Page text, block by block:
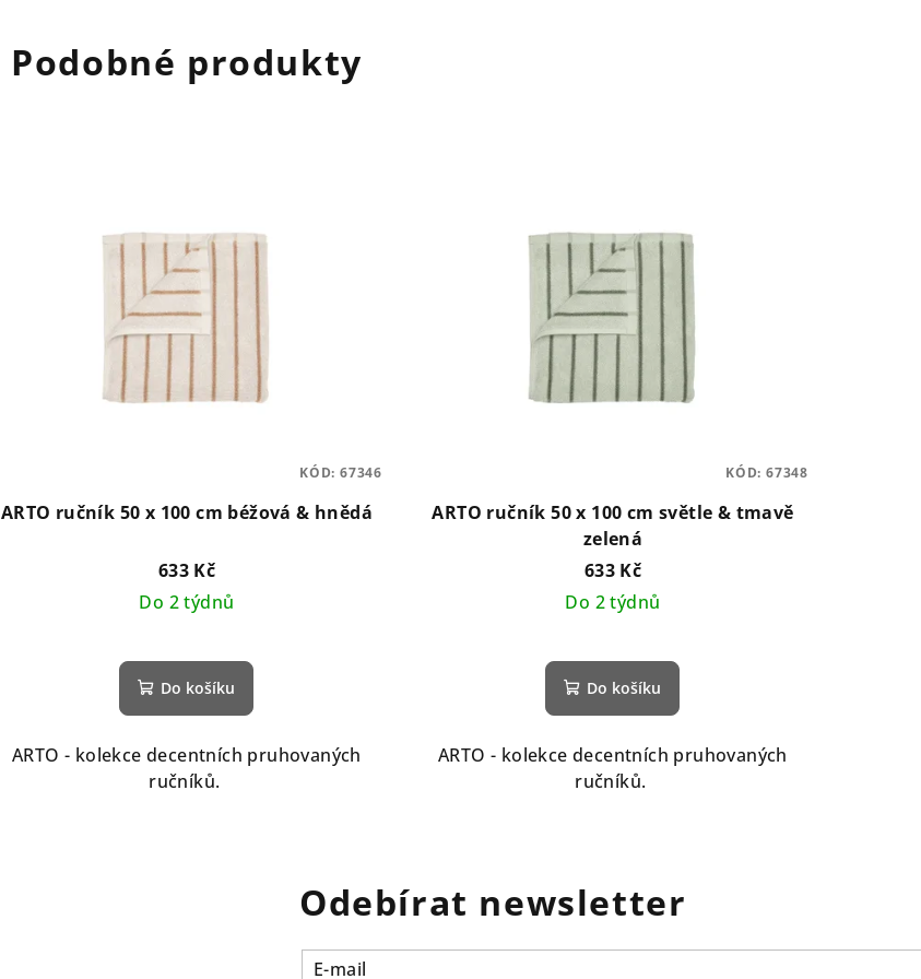
Podobné produkty
ARTO ručník 50 x 100 cm béžová & hnědá
633 Kč
Do 2 týdnů
Do košíku
ARTO - kolekce decentních pruhovaných
ručníků.
KÓD: 67346
ARTO ručník 50 x 100 cm světle & tmavě
zelená
633 Kč
Do 2 týdnů
Do košíku
ARTO - kolekce decentních pruhovaných
ručníků.
KÓD: 67348
Odebírat newsletter
E-mail